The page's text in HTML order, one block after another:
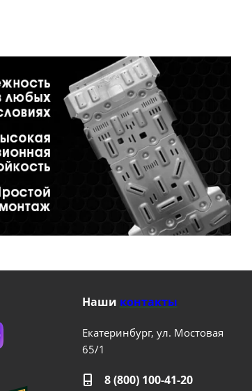
Наши контакты
Екатеринбург, ул. Мостовая
65/1
8 (800) 100-41-20